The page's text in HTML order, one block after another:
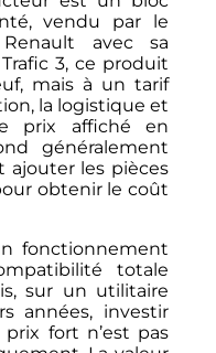
vendu par le
avec sa
3, ce produit
mais à un tarif
la logistique et
prix affiché en
généralement
ajouter les pièces
obtenir le coût
fonctionnement
totale
sur un utilitaire
années, investir
fort n’est pas